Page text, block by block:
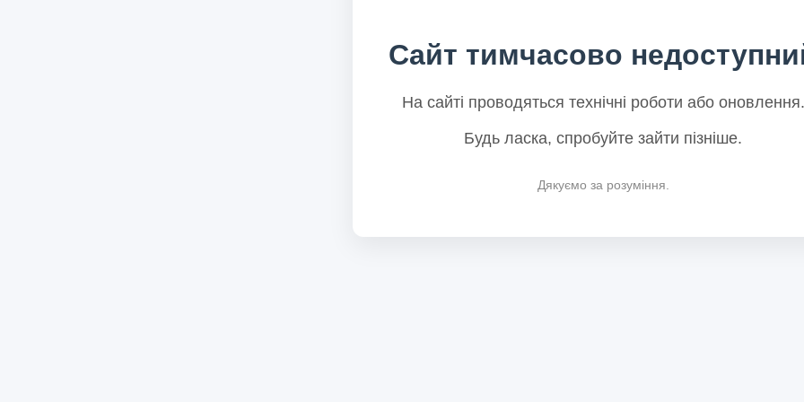
Сайт тимчасово
На сайті проводяться технічні роботи або оновлення.
Будь ласка, спробуйте зайти пізніше.
Дякуємо за розуміння.